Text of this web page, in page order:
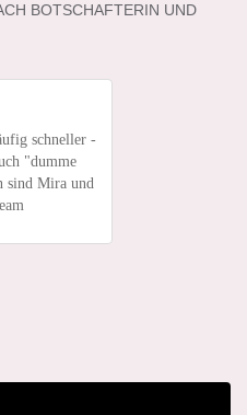
BOTSCHAFTERIN UND
schneller -
"dumme
sind Mira und